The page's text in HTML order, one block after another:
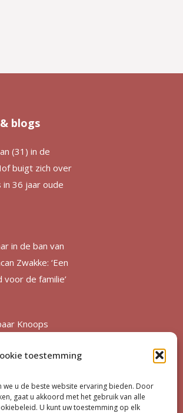
toestemming
we u de beste website ervaring bieden. Door
gaat u akkoord met het gebruik van alle
U kunt uw toestemming op elk
blogs
(31) in de
buigt zich over
36 jaar oude
in de ban van
Zwakke: ‘Een
de familie’
Knoops
milieu­dossier